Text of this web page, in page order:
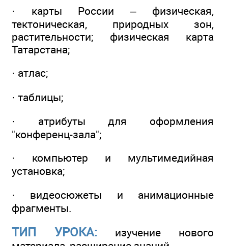
· карты России – физическая,
тектоническая, природных зон,
растительности; физическая карта
Татарстана;
· атлас;
· таблицы;
· атрибуты для оформления
"конференц-зала";
· компьютер и мультимедийная
установка;
· видеосюжеты и анимационные
фрагменты.
ТИП УРОКА: изучение нового